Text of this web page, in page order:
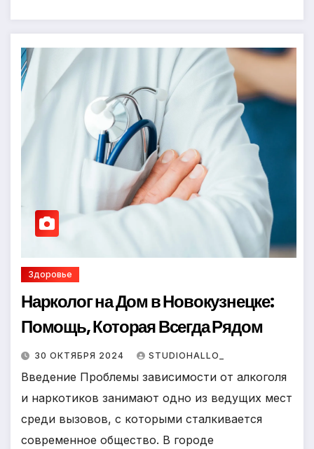
Здоровье
Нарколог на Дом в Новокузнецке:
Помощь, Которая Всегда Рядом
30 ОКТЯБРЯ 2024 STUDIOHALLO_
Введение Проблемы зависимости от алкоголя
и наркотиков занимают одно из ведущих мест
среди вызовов, с которыми сталкивается
современное общество. В городе